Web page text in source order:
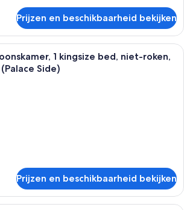
Prijzen en beschikbaarheid bekijken
Hotelkamer met een groot bed, een
1 kingsize bed, niet-roken,
Side)
Prijzen en beschikbaarheid bekijken